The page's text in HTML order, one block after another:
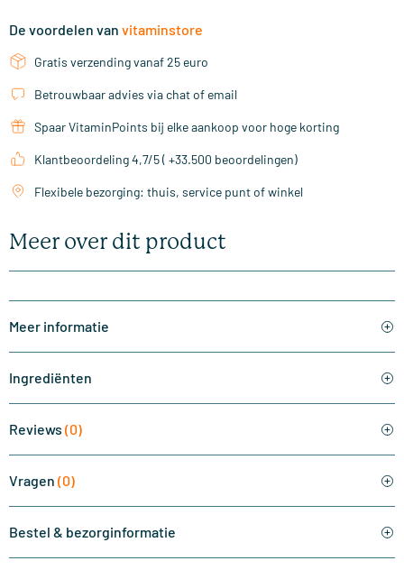
De voordelen van vitaminstore
Gratis verzending vanaf 25 euro
Betrouwbaar advies via chat of email
Spaar VitaminPoints bij elke aankoop voor hoge korting
Klantbeoordeling 4,7/5 ( +33.500 beoordelingen)
Flexibele bezorging: thuis, service punt of winkel
Meer over dit product
Meer informatie
Ingrediënten
Reviews (0)
Vragen (0)
Bestel & bezorginformatie